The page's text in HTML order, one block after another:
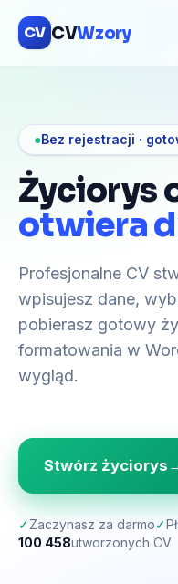
CV CVWzory
●Bez rejestracji ·
Życiorys
otwiera
Profesjonalne CV
wpisujesz dane,
pobierasz gotowy
formatowania w
wygląd.
Stwórz życiorys
✓Zaczynasz za darmo✓
100 458utworzonych CV